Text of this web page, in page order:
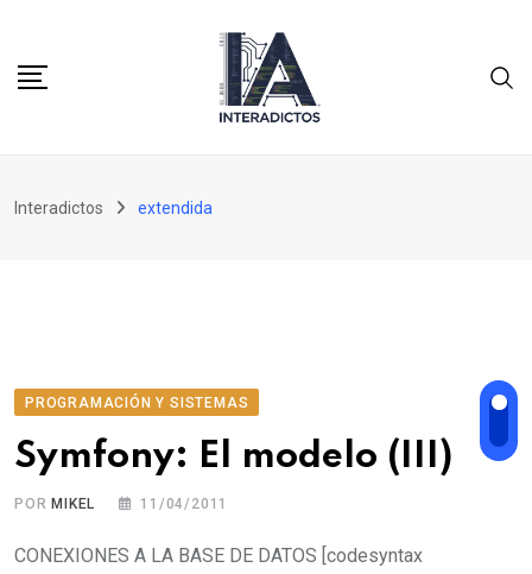
content
Interadictos extendida
PROGRAMACIÓN Y SISTEMAS
Symfony: El modelo (III)
POR MIKEL 11/04/2011
CONEXIONES A LA BASE DE DATOS [codesyntax